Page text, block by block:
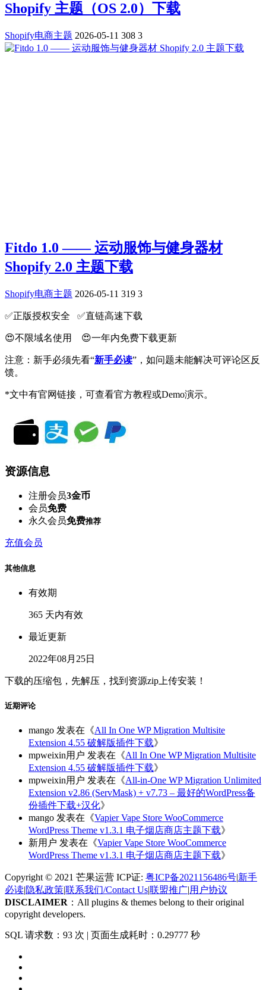
Shopify 主题（OS 2.0）下载
Shopify电商主题 2026-05-11 308 3
Fitdo 1.0 —— 运动服饰与健身器材
Shopify 2.0 主题下载
Shopify电商主题 2026-05-11 319 3
✅️正版授权安全 ✅️直链高速下载
😍不限域名使用 😍一年内免费下载更新
注意：新手必须先看“新手必读”，如问题未能解决可评论区反
馈。
*文中有官网链接，可查看官方教程或Demo演示。
资源信息
注册会员3金币
会员免费
永久会员免费推荐
充值会员
其他信息
有效期
365 天内有效
最近更新
2022年08月25日
下载的压缩包，先解压，找到资源zip上传安装！
近期评论
mango 发表在《All In One WP Migration Multisite
Extension 4.55 破解版插件下载》
mpweixin用户 发表在《All In One WP Migration Multisite
Extension 4.55 破解版插件下载》
mpweixin用户 发表在《All-in-One WP Migration Unlimited
Extension v2.86 (ServMask) + v7.73 – 最好的WordPress备
份插件下载+汉化》
mango 发表在《Vapier Vape Store WooCommerce
WordPress Theme v1.3.1 电子烟店商店主题下载》
新用户 发表在《Vapier Vape Store WooCommerce
WordPress Theme v1.3.1 电子烟店商店主题下载》
Copyright © 2021 芒果运营 ICP证: 粤ICP备2021156486号|新手
必读|隐私政策|联系我们/Contact Us|联盟推广|用户协议
DISCLAIMER ：All plugins & themes belong to their original
copyright developers.
SQL 请求数：93 次 | 页面生成耗时：0.29777 秒